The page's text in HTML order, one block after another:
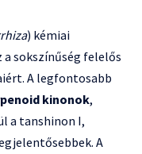
) kémiai
sokszínűség felelős
A legfontosabb
kinonok,
a tanshinon I,
A